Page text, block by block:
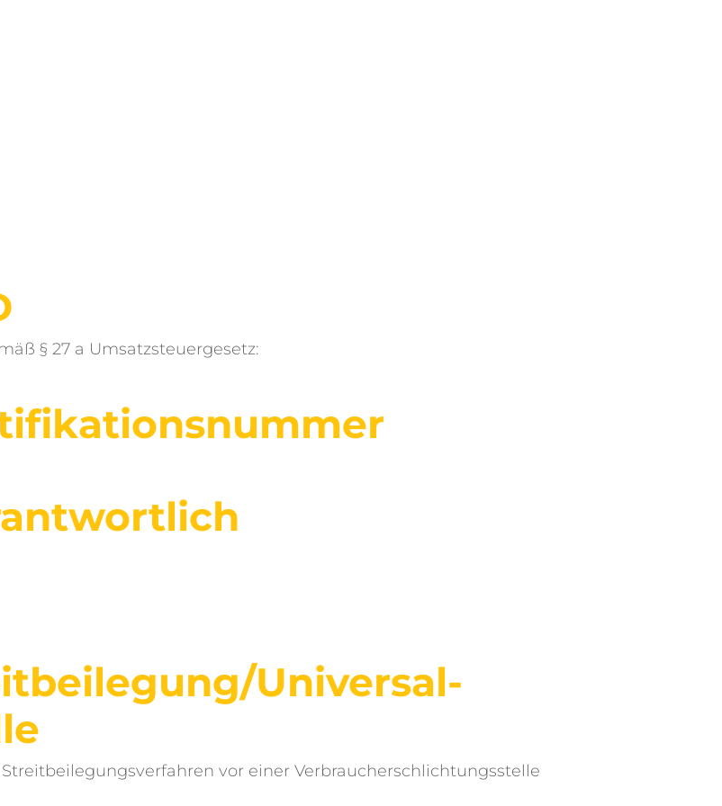
§ 27 a Umsatzsteuergesetz:
Universal­
vor einer Verbraucherschlichtungsstelle